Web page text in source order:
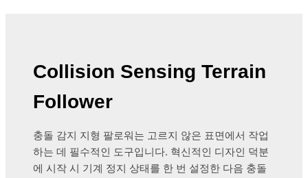
Collision Sensing Terrain
Follower
충돌 감지 지형 팔로워는 고르지 않은 표면에서 작업
하는 데 필수적인 도구입니다. 혁신적인 디자인 덕분
에 시작 시 기계 정지 상태를 한 번 설정한 다음 충돌